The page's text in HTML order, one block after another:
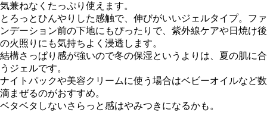
気兼ねなくたっぷり使えます。
とろっとひんやりした感触で、伸びがいいジェルタイプ。 ファ
ンデーション前の下地にもぴったりで、紫外線ケアや日焼け後
の火照りにも気持ちよく浸透します。
結構さっぱり感が強いので冬の保湿というよりは、 夏の肌に合
うジェルです。
ナイトパックや美容クリームに使う場合はベビーオイルなど数
滴まぜるのがおすすめ。
ベタベタしないさらっと感はやみつきになるかも。